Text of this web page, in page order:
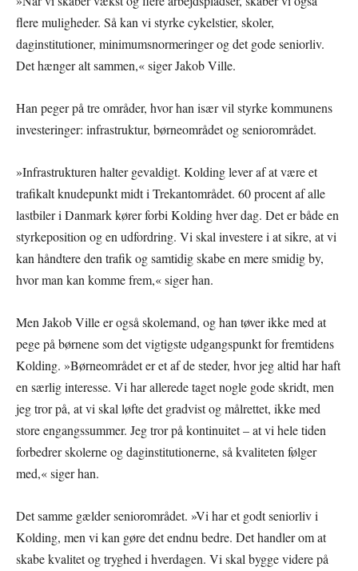
flere muligheder. Så kan vi styrke cykelstier, skoler,
daginstitutioner, minimumsnormeringer og det gode seniorliv.
Det hænger alt sammen,« siger Jakob Ville.
Han peger på tre områder, hvor han især vil styrke kommunens
investeringer: infrastruktur, børneområdet og seniorområdet.
»Infrastrukturen halter gevaldigt. Kolding lever af at være et
trafikalt knudepunkt midt i Trekantområdet. 60 procent af alle
lastbiler i Danmark kører forbi Kolding hver dag. Det er både en
styrkeposition og en udfordring. Vi skal investere i at sikre, at vi
kan håndtere den trafik og samtidig skabe en mere smidig by,
hvor man kan komme frem,« siger han.
Men Jakob Ville er også skolemand, og han tøver ikke med at
pege på børnene som det vigtigste udgangspunkt for fremtidens
Kolding. »Børneområdet er et af de steder, hvor jeg altid har haft
en særlig interesse. Vi har allerede taget nogle gode skridt, men
jeg tror på, at vi skal løfte det gradvist og målrettet, ikke med
store engangssummer. Jeg tror på kontinuitet – at vi hele tiden
forbedrer skolerne og daginstitutionerne, så kvaliteten følger
med,« siger han.
Det samme gælder seniorområdet. »Vi har et godt seniorliv i
Kolding, men vi kan gøre det endnu bedre. Det handler om at
skabe kvalitet og tryghed i hverdagen. Vi skal bygge videre på